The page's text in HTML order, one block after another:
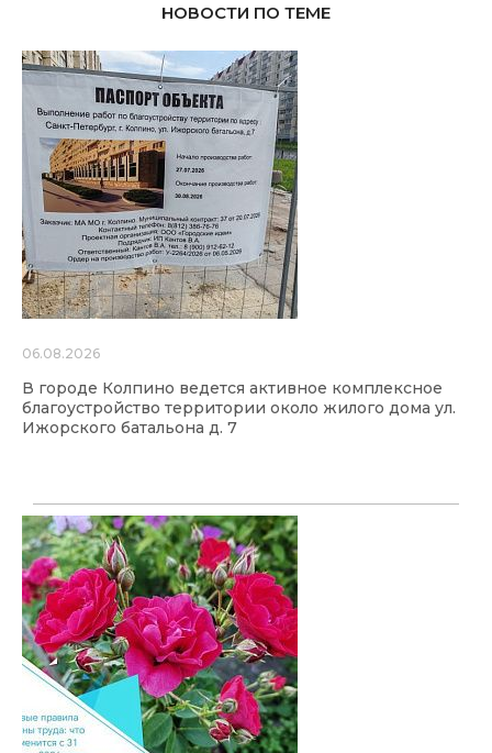
НОВОСТИ ПО ТЕМЕ
06.08.2026
В городе Колпино ведется активное комплексное
благоустройство территории около жилого дома ул.
Ижорского батальона д. 7